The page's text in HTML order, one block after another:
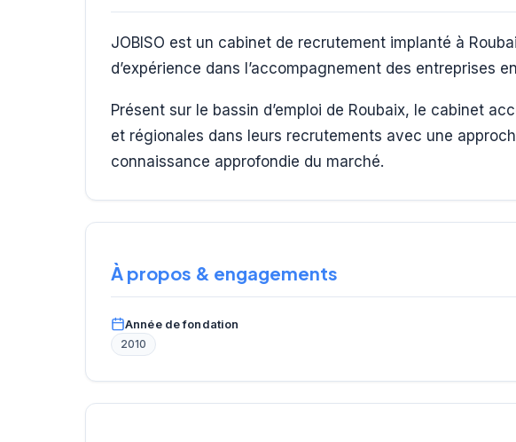
JOBISO est un cabinet de recrutement implanté à
d’expérience dans l’accompagnement des entreprises
Présent sur le bassin d’emploi de Roubaix, le cabinet
et régionales dans leurs recrutements avec une
connaissance approfondie du marché.
À propos & engagements
Année de fondation
2010